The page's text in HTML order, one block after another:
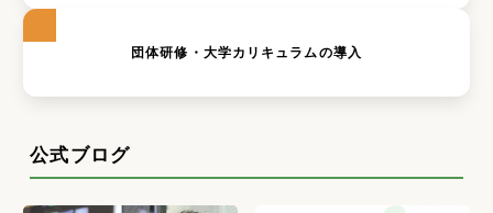
団体研修・大学カリキュラムの導入
公式ブログ